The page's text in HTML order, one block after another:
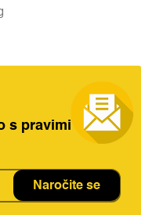
s pravimi
Naročite se